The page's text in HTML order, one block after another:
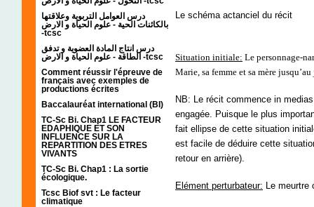
درس العوامل التربوية وعلاقتها
بالكائنات الحية - علوم الحياة و الارض
-tcsc
درس انتاج المادة العضوية و تدفق
الطاقة - علوم الحياة و الارض -tcsc
Comment réussir l'épreuve de
français avec exemples de
productions écrites
Baccalauréat international (BI)
TC-Sc Bi. Chap1 LE FACTEUR
EDAPHIQUE ET SON
INFLUENCE SUR LA
REPARTITION DES ETRES
VIVANTS
TC-Sc Bi. Chap1 : La sortie
écologique.
Tcsc Biof svt : Le facteur
climatique
Le schéma actanciel du récit
Situation initiale: Le personnage-
Marie, sa femme et sa mère
NB: Le récit commence in
engagée. Puisque le plus
fait ellipse de cette situation
est facile de déduire cette
retour en arrière).
Elément perturbateur: Le meurtre